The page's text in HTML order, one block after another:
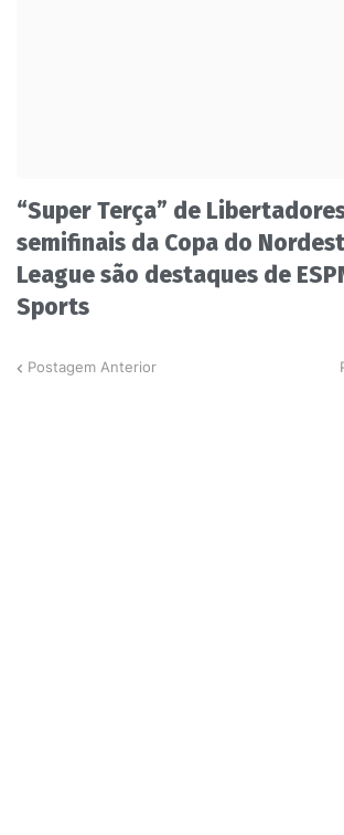
“Super Terça” de
semifinais da Copa do
League são destaques de
Sports
Postagem Anterior